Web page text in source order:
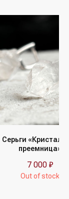
Серьги
преемница»
7 000 ₽
Out of stock